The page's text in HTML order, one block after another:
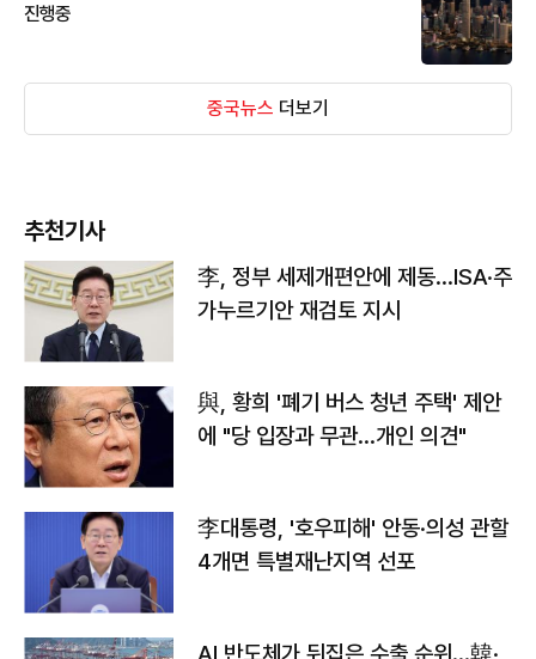
진행중
중국뉴스 더보기
추천기사
李, 정부 세제개편안에 제동…ISA·주
가누르기안 재검토 지시
與, 황희 '폐기 버스 청년 주택' 제안
에 "당 입장과 무관…개인 의견"
李대통령, '호우피해' 안동·의성 관할
4개면 특별재난지역 선포
AI 반도체가 뒤집은 수출 순위…韓·